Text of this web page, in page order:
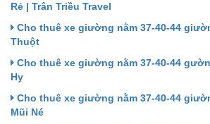
Rẻ | Trân Triều Travel
Cho thuê xe giường nằm 37-40-44
Thuột
Cho thuê xe giường nằm 37-40-44
Hy
Cho thuê xe giường nằm 37-40-44
Mũi Né